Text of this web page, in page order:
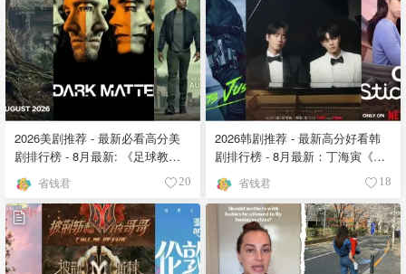
2026美剧推荐 - 最新必看高分美
剧排行榜 - 8月最新: 《​​足球教练
》第四季回归！
省钱君 20
2026韩剧推荐 - 最新高分好看韩
剧排行榜 - 8月最新：丁海寅《我
的荒糖恋爱 》上线❣️
省钱君 18